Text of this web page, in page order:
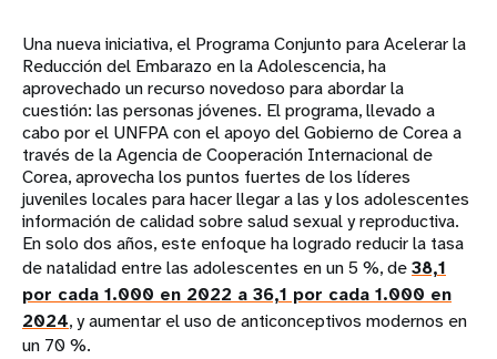
Una nueva iniciativa, el Programa Conjunto para Acelerar la
Reducción del Embarazo en la Adolescencia, ha
aprovechado un recurso novedoso para abordar la
cuestión: las personas jóvenes. El programa, llevado a
cabo por el UNFPA con el apoyo del Gobierno de Corea a
través de la Agencia de Cooperación Internacional de
Corea, aprovecha los puntos fuertes de los líderes
juveniles locales para hacer llegar a las y los adolescentes
información de calidad sobre salud sexual y reproductiva.
En solo dos años, este enfoque ha logrado reducir la tasa
de natalidad entre las adolescentes en un 5 %, de38,1
por cada 1.000 en 2022 a 36,1 por cada 1.000 en
2024, y aumentar el uso de anticonceptivos modernos en
un 70 %.